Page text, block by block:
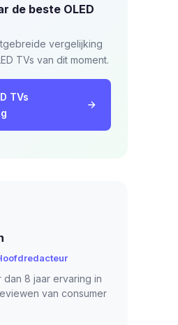
de beste OLED
vergelijking
TVs van dit moment.
TVs
dan 8 jaar ervaring in
van consumer